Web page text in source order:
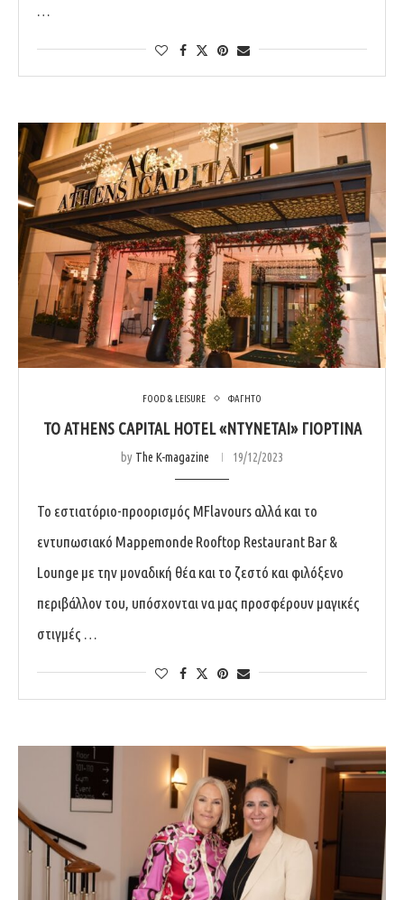
…
FOOD & LEISURE ΦΑΓΗΤΟ
TO ATHENS CAPITAL HOTEL «ΝΤΥΝΕΤΑΙ» ΓΙΟΡΤΙΝΑ
by The K-magazine 19/12/2023
Το εστιατόριο-προορισμός MFlavours αλλά και το
εντυπωσιακό Mappemonde Rooftop Restaurant Bar &
Lounge με την μοναδική θέα και το ζεστό και φιλόξενο
περιβάλλον του, υπόσχονται να μας προσφέρουν μαγικές
στιγμές …